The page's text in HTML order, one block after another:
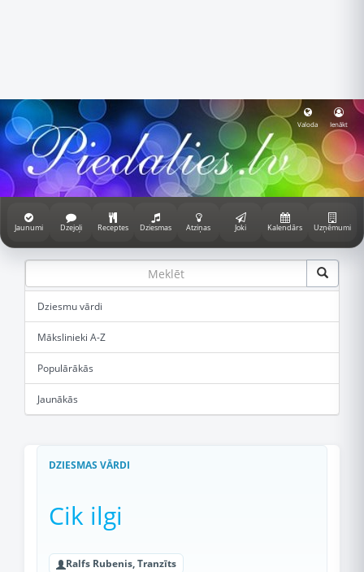
Valoda Ienākt
Jaunumi Dzejoļi Receptes Dziesmas Atziņas Joki Kalendārs Uzņēmumi
Dziesmu vārdi
Mākslinieki A-Z
Populārākās
Jaunākās
DZIESMAS VĀRDI
Cik ilgi
Ralfs Rubenis, Tranzīts